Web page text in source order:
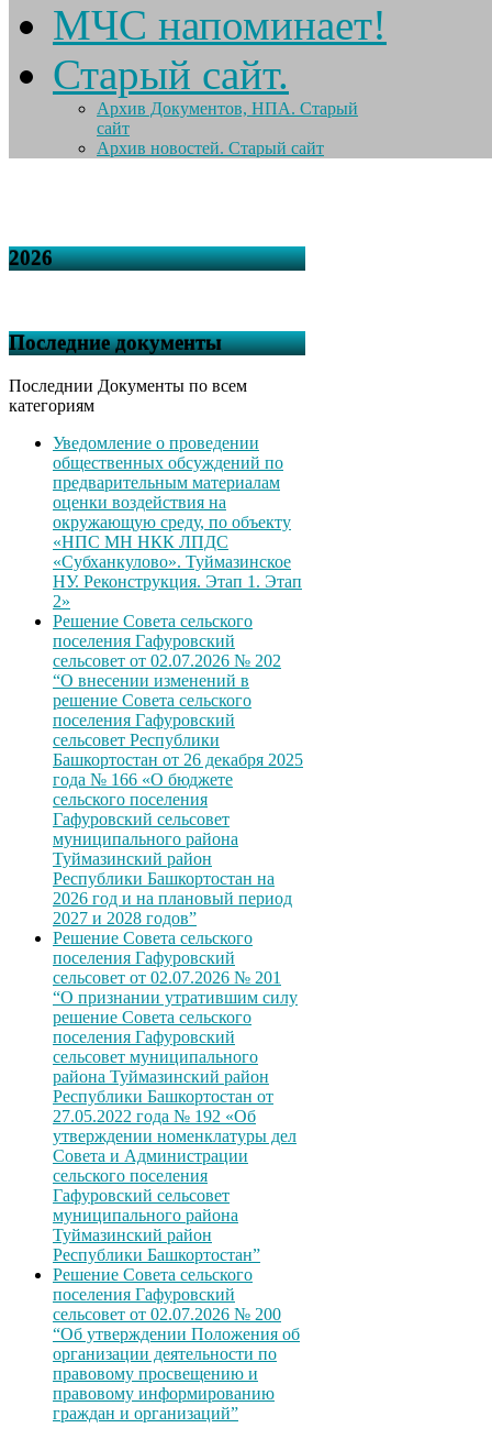
МЧС напоминает!
Старый сайт.
Архив Документов, НПА. Старый
сайт
Архив новостей. Старый сайт
2026
Последние документы
Последнии Документы по всем
категориям
Уведомление о проведении
общественных обсуждений по
предварительным материалам
оценки воздействия на
окружающую среду, по объекту
«НПС МН НКК ЛПДС
«Субханкулово». Туймазинское
НУ. Реконструкция. Этап 1. Этап
2»
Решение Совета сельского
поселения Гафуровский
сельсовет от 02.07.2026 № 202
“О внесении изменений в
решение Совета сельского
поселения Гафуровский
сельсовет Республики
Башкортостан от 26 декабря 2025
года № 166 «О бюджете
сельского поселения
Гафуровский сельсовет
муниципального района
Туймазинский район
Республики Башкортостан на
2026 год и на плановый период
2027 и 2028 годов”
Решение Совета сельского
поселения Гафуровский
сельсовет от 02.07.2026 № 201
“О признании утратившим силу
решение Совета сельского
поселения Гафуровский
сельсовет муниципального
района Туймазинский район
Республики Башкортостан от
27.05.2022 года № 192 «Об
утверждении номенклатуры дел
Совета и Администрации
сельского поселения
Гафуровский сельсовет
муниципального района
Туймазинский район
Республики Башкортостан”
Решение Совета сельского
поселения Гафуровский
сельсовет от 02.07.2026 № 200
“Об утверждении Положения об
организации деятельности по
правовому просвещению и
правовому информированию
граждан и организаций”